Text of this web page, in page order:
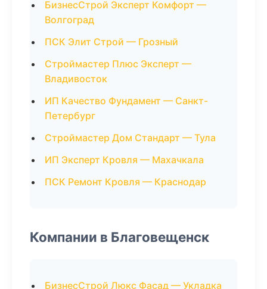
БизнесСтрой Эксперт Комфорт —
Волгоград
ПСК Элит Строй — Грозный
Строймастер Плюс Эксперт —
Владивосток
ИП Качество Фундамент — Санкт-
Петербург
Строймастер Дом Стандарт — Тула
ИП Эксперт Кровля — Махачкала
ПСК Ремонт Кровля — Краснодар
Компании в Благовещенск
БизнесСтрой Люкс Фасад — Укладка